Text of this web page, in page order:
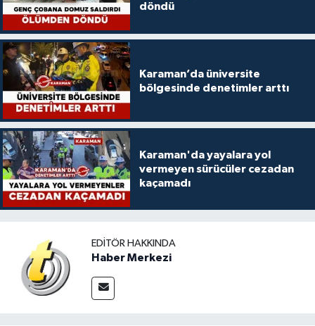
döndü
Karaman’da üniversite
bölgesinde denetimler arttı
Karaman'da yayalara yol
vermeyen sürücüler cezadan
kaçamadı
EDITÖR HAKKINDA
Haber Merkezi